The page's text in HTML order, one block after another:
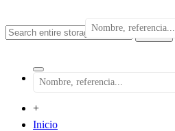
search
+
Inicio